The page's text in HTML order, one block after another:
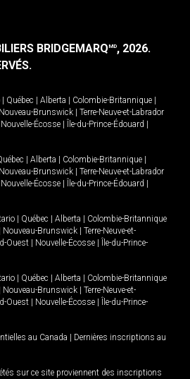
BRIDGEMARQMD, 2026.
Québec Alberta Colombie-Britannique
Nouveau-Brunswick
Terre-Neuve-et-Labrador
Nouvelle-Écosse Île-du-Prince-Édouard
Alberta Colombie-Britannique
Nouveau-Brunswick
Terre-Neuve-et-Labrador
Nouvelle-Écosse Île-du-Prince-Édouard
Québec Alberta
Colombie-Britannique
Nouveau-Brunswick
Terre-Neuve-et-
Ouest Nouvelle-Écosse
Île-du-Prince-
Québec Alberta
Colombie-Britannique
Nouveau-Brunswick
Terre-Neuve-et-
Ouest Nouvelle-Écosse
Île-du-Prince-
au Canada
Dernières inscriptions au
sur ce site proviennent des inscriptions